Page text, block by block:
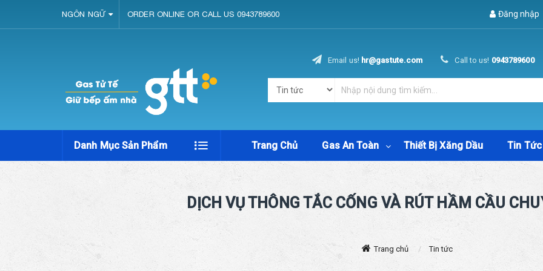
NGÔN NGỮ ORDER ONLINE OR CALL US 0943789600 Đăng nhập
Email us! hr@gastute.com Call to us! 0943789600
Danh Mục Sản Phẩm Trang Chủ Gas An Toàn Thiết Bị Xăng Dầu Tin Tức
DỊCH VỤ THÔNG TẮC CỐNG VÀ RÚT HẦM CẦU
Trang chủ Tin tức